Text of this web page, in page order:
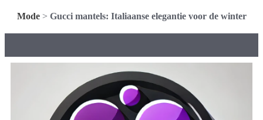
Mode> Gucci mantels: Italiaanse elegantie voor de winter